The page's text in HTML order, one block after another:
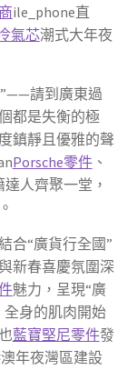
ile_phone直
氣芯潮式大年夜
請到廣東過
都是失衡的極
鎮靜且優雅的聲
Porsche零件、
人齊聚一堂，
合“廣貨行全國”
新春喜慶氛圍深
魅力，呈現“廣
身的肌肉開始
藍寶堅尼零件發
年夜灣區建設